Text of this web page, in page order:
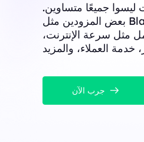
جميعًا متساوين.
بعض المزودين مثل Blackfoot Communications يُعتبرون
سرعة الإنترنت،
جرب الآن